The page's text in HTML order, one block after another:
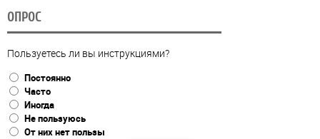
ОПРОС
Пользуетесь ли вы инструкциями?
Постоянно
Часто
Иногда
Не пользуюсь
От них нет пользы